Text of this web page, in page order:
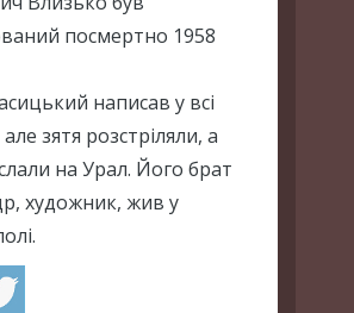
посмертно 1958
написав у всі
але зятя розстріляли, а
на Урал. Його брат
художник, жив у